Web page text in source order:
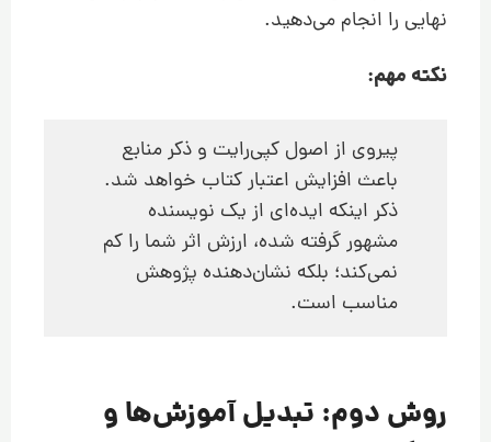
نهایی را انجام می‌دهید.
نکته مهم:
پیروی از اصول کپی‌رایت و ذکر منابع
باعث افزایش اعتبار کتاب خواهد شد.
ذکر اینکه ایده‌ای از یک نویسنده
مشهور گرفته شده، ارزش اثر شما را کم
نمی‌کند؛ بلکه نشان‌دهنده پژوهش
مناسب است.
روش دوم: تبدیل آموزش‌ها و